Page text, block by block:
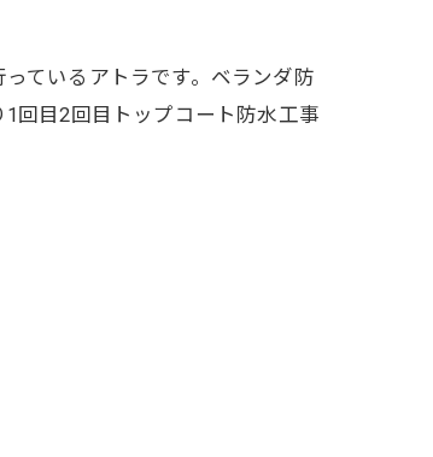
ているアトラです。ベランダ防
回目2回目トップコート防水工事